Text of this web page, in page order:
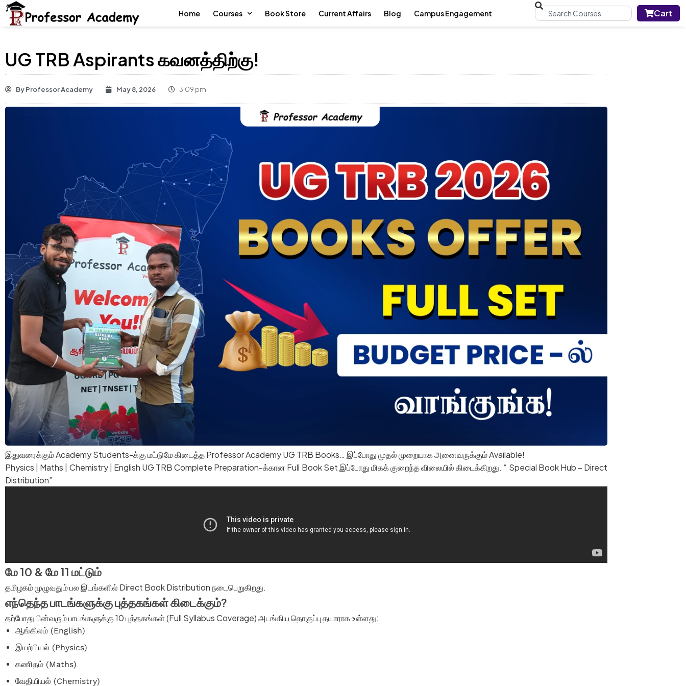
Home Courses Book Store Current Affairs Blog Campus Engagement Cart
UG TRB Aspirants கவனத்திற்கு!
ByProfessor Academy May 8, 2026 3:09 pm
இதுவரைக்கும் Academy Students-க்கு மட்டுமே கிடைத்த Professor Academy UG TRB Books… இப்போது முதல் முறையாக அனைவருக்கும் Available!
Physics | Maths | Chemistry | English UG TRB Complete Preparation-க்கான Full Book Set இப்போது மிகக் குறைந்த விலையில் கிடைக்கிறது. “ Special Book Hub – Direct
Distribution”
மே 10 & மே 11 மட்டும்
தமிழகம் முழுவதும் பல இடங்களில் Direct Book Distribution நடைபெறுகிறது.
எந்தெந்த பாடங்களுக்கு புத்தகங்கள் கிடைக்கும்?
தற்போது பின்வரும் பாடங்களுக்கு 10 புத்தகங்கள் (Full Syllabus Coverage) அடங்கிய தொகுப்பு தயாராக உள்ளது:
ஆங்கிலம் (English)
இயற்பியல் (Physics)
கணிதம் (Maths)
வேதியியல் (Chemistry)